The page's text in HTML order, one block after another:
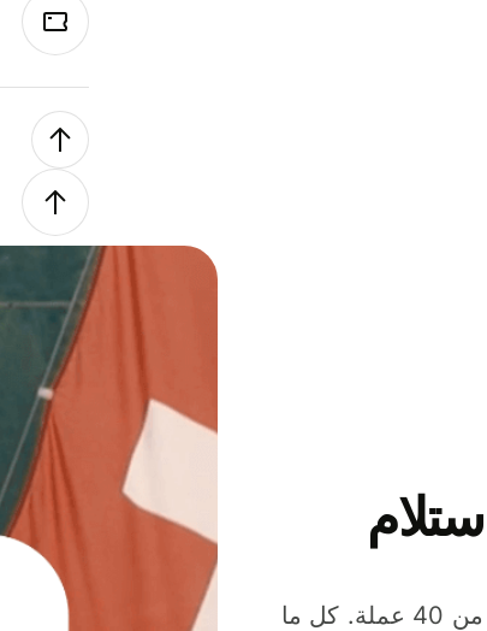
وفّر المال عند إرسال الأموال وإنفاقها واستلامها بأكثر من 40 عملة. كل ما